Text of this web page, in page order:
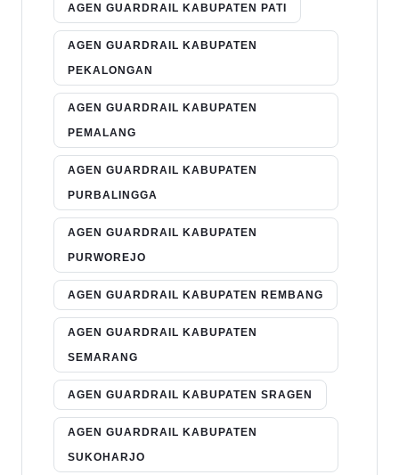
AGEN GUARDRAIL KABUPATEN PATI
AGEN GUARDRAIL KABUPATEN
PEKALONGAN
AGEN GUARDRAIL KABUPATEN
PEMALANG
AGEN GUARDRAIL KABUPATEN
PURBALINGGA
AGEN GUARDRAIL KABUPATEN
PURWOREJO
AGEN GUARDRAIL KABUPATEN REMBANG
AGEN GUARDRAIL KABUPATEN
SEMARANG
AGEN GUARDRAIL KABUPATEN SRAGEN
AGEN GUARDRAIL KABUPATEN
SUKOHARJO